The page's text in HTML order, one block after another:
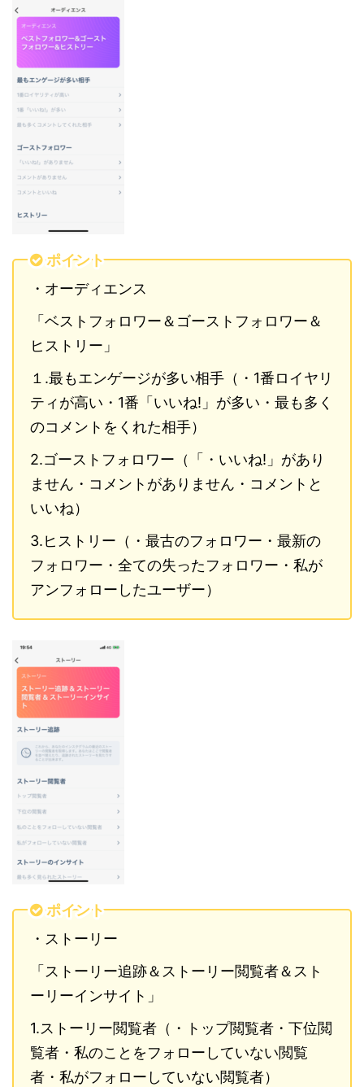
ポイント
・オーディエンス
「ベストフォロワー＆ゴーストフォロワー＆
ヒストリー」
１.最もエンゲージが多い相手（・1番ロイヤリ
ティが高い・1番「いいね!」が多い・最も多く
のコメントをくれた相手）
2.ゴーストフォロワー（「・いいね!」があり
ません・コメントがありません・コメントと
いいね）
3.ヒストリー（・最古のフォロワー・最新の
フォロワー・全ての失ったフォロワー・私が
アンフォローしたユーザー）
ポイント
・ストーリー
「ストーリー追跡＆ストーリー閲覧者＆スト
ーリーインサイト」
1.ストーリー閲覧者（・トップ閲覧者・下位閲
覧者・私のことをフォローしていない閲覧
者・私がフォローしていない閲覧者）